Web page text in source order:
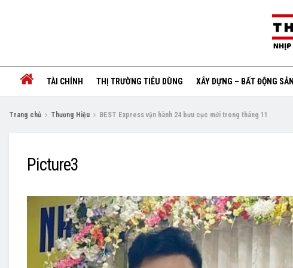
TÀI CHÍNH THỊ TRƯỜNG TIÊU DÙNG XÂY DỰNG – BẤT ĐỘNG SẢN
Trang chủ Thương Hiệu BEST Express vận hành 24 bưu cục mới trong tháng 11
Picture3